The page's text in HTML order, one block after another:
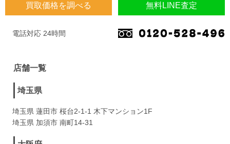
買取価格を調べる 無料LINE査定
電話対応 24時間
店舗一覧
埼玉県
埼玉県 蓮田市 桜台2-1-1 木下マンション1F
埼玉県 加須市 南町14-31